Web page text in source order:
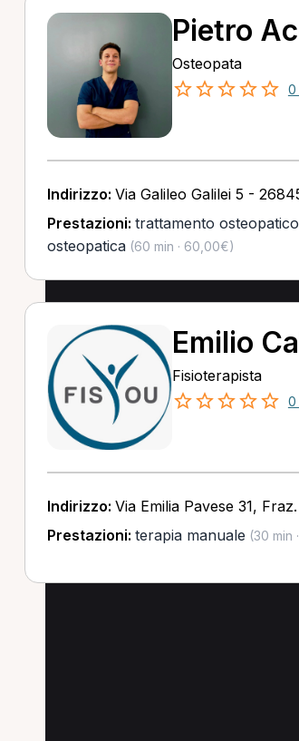
Pietro
Osteopata
0
Indirizzo: Via Galileo Galilei 5 -
Prestazioni: trattamento osteopatico
osteopatica(60 min · 60,00€)
Emilio
Fisioterapista
0
Indirizzo: Via Emilia Pavese 31,
Prestazioni: terapia manuale (30 min